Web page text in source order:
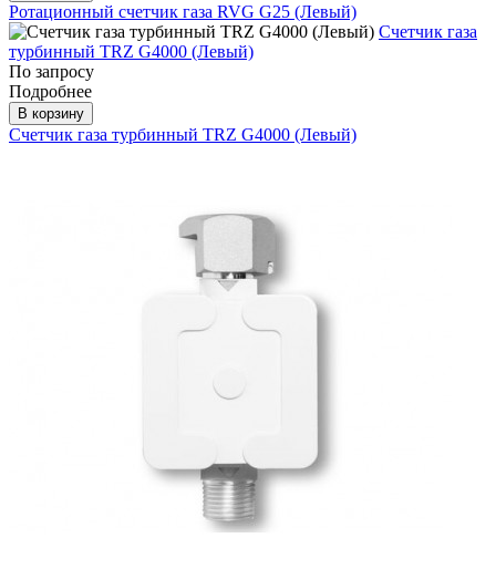
Ротационный счетчик газа RVG G25 (Левый)
Счетчик газа
турбинный TRZ G4000 (Левый)
По запросу
Подробнее
В корзину
Счетчик газа турбинный TRZ G4000 (Левый)